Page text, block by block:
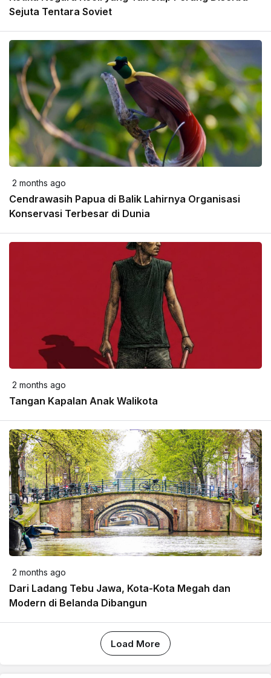
Sejuta Tentara Soviet
2 months ago
Cendrawasih Papua di Balik Lahirnya Organisasi
Konservasi Terbesar di Dunia
2 months ago
Tangan Kapalan Anak Walikota
2 months ago
Dari Ladang Tebu Jawa, Kota-Kota Megah dan
Modern di Belanda Dibangun
Load More